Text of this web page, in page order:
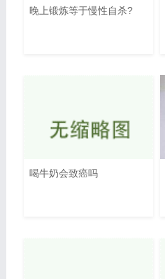
晚上锻炼等于慢性自杀?
喝牛奶会致癌吗